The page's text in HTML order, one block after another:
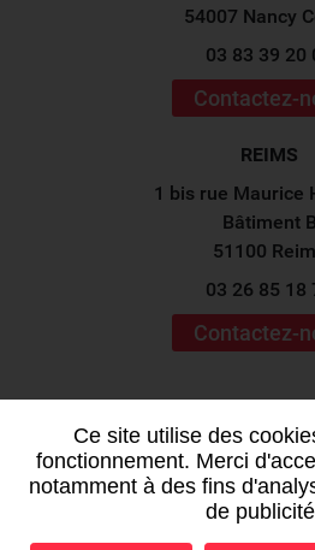
Ce site utilise des
fonctionnement. Merci
notamment à des fins
de
54007 Nancy
03 83 39 20
Contactez-
REIMS
1 bis rue Maurice
Bâtiment B
51100
03 26 85 18
Contactez-
réseaux